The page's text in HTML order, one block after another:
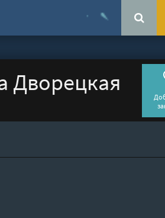
Дворецкая